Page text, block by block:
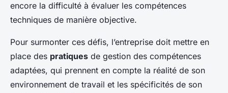
encore la difficulté à évaluer les compétences
techniques de manière objective.
Pour surmonter ces défis, l’entreprise doit mettre en
place des pratiques de gestion des compétences
adaptées, qui prennent en compte la réalité de son
environnement de travail et les spécificités de son